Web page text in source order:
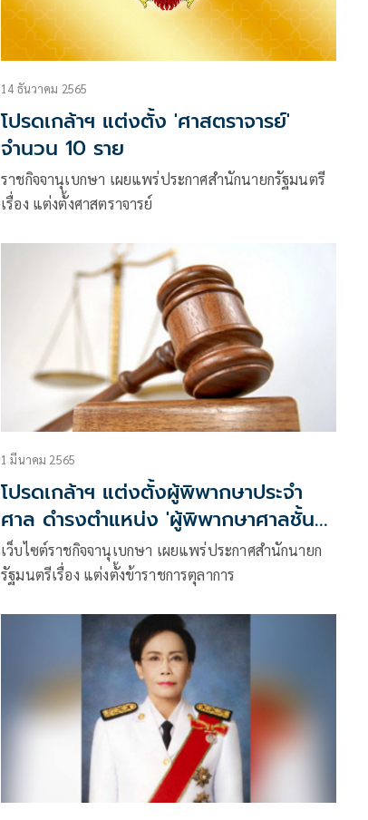
14 ธันวาคม 2565
โปรดเกล้าฯ แต่งตั้ง 'ศาสตราจารย์'
จำนวน 10 ราย
ราชกิจจานุเบกษา เผยแพร่ประกาศสำนักนายกรัฐมนตรี
เรื่อง แต่งตั้งศาสตราจารย์
1 มีนาคม 2565
โปรดเกล้าฯ แต่งตั้งผู้พิพากษาประจำ
ศาล ดำรงตำแหน่ง 'ผู้พิพากษาศาลชั้น
ต้น' 197 ราย
เว็บไซต์ราชกิจจานุเบกษา เผยแพร่ประกาศสำนักนายก
รัฐมนตรีเรื่อง แต่งตั้งข้าราชการตุลาการ